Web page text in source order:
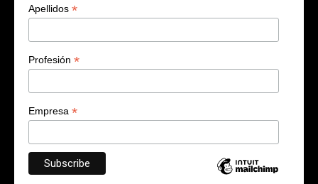
Apellidos *
Profesión *
Empresa *